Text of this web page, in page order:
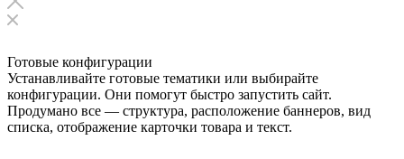
Готовые конфигурации
Устанавливайте готовые тематики или выбирайте
конфигурации. Они помогут быстро запустить сайт.
Продумано все — структура, расположение баннеров, вид
списка, отображение карточки товара и текст.